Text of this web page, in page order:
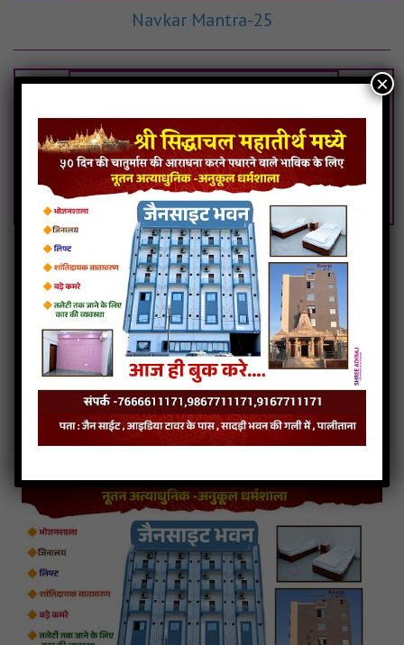
Navkar Mantra-25
Navkar Mantra 24
×